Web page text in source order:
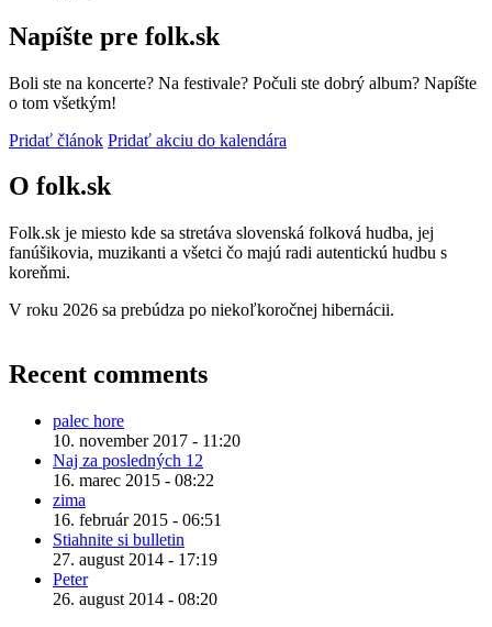
Napíšte pre folk.sk
Boli ste na koncerte? Na festivale? Počuli ste dobrý album? Napíšte
o tom všetkým!
Pridať článok Pridať akciu do kalendára
O folk.sk
Folk.sk je miesto kde sa stretáva slovenská folková hudba, jej
fanúšikovia, muzikanti a všetci čo majú radi autentickú hudbu s
koreňmi.
V roku 2026 sa prebúdza po niekoľkoročnej hibernácii.
Recent comments
palec hore
10. november 2017 - 11:20
Naj za posledných 12
16. marec 2015 - 08:22
zima
16. február 2015 - 06:51
Stiahnite si bulletin
27. august 2014 - 17:19
Peter
26. august 2014 - 08:20